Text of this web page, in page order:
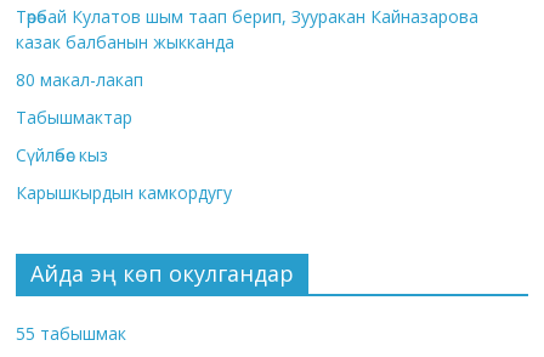
Төрөбай Кулатов шым таап берип, Зууракан Кайназарова
казак балбанын жыкканда
80 макал-лакап
Табышмактар
Сүйлөбөс кыз
Карышкырдын камкордугу
Айда эң көп окулгандар
55 табышмак